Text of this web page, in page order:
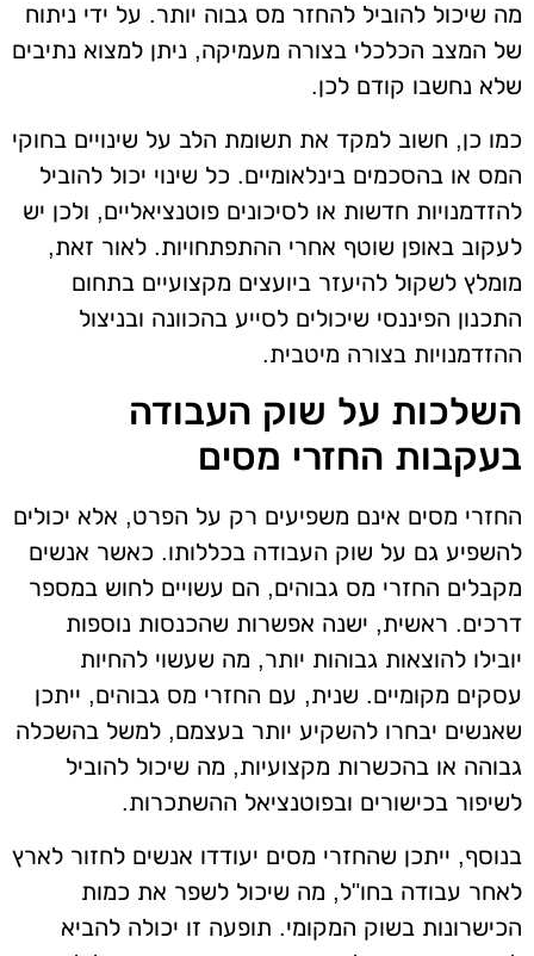
מה שיכול להוביל להחזר מס גבוה יותר. על ידי ניתוח
של המצב הכלכלי בצורה מעמיקה, ניתן למצוא נתיבים
שלא נחשבו קודם לכן.
כמו כן, חשוב למקד את תשומת הלב על שינויים בחוקי
המס או בהסכמים בינלאומיים. כל שינוי יכול להוביל
להזדמנויות חדשות או לסיכונים פוטנציאליים, ולכן יש
לעקוב באופן שוטף אחרי ההתפתחויות. לאור זאת,
מומלץ לשקול להיעזר ביועצים מקצועיים בתחום
התכנון הפיננסי שיכולים לסייע בהכוונה ובניצול
ההזדמנויות בצורה מיטבית.
השלכות על שוק העבודה
בעקבות החזרי מסים
החזרי מסים אינם משפיעים רק על הפרט, אלא יכולים
להשפיע גם על שוק העבודה בכללותו. כאשר אנשים
מקבלים החזרי מס גבוהים, הם עשויים לחוש במספר
דרכים. ראשית, ישנה אפשרות שהכנסות נוספות
יובילו להוצאות גבוהות יותר, מה שעשוי להחיות
עסקים מקומיים. שנית, עם החזרי מס גבוהים, ייתכן
שאנשים יבחרו להשקיע יותר בעצמם, למשל בהשכלה
גבוהה או בהכשרות מקצועיות, מה שיכול להוביל
לשיפור בכישורים ובפוטנציאל ההשתכרות.
בנוסף, ייתכן שהחזרי מסים יעודדו אנשים לחזור לארץ
לאחר עבודה בחו"ל, מה שיכול לשפר את כמות
הכישרונות בשוק המקומי. תופעה זו יכולה להביא